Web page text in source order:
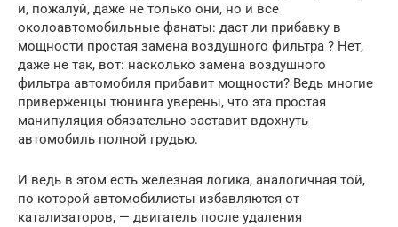
и, пожалуй, даже не только они, но и все
околоавтомобильные фанаты: даст ли прибавку в
мощности простая замена воздушного фильтра ? Нет,
даже не так, вот: насколько замена воздушного
фильтра автомобиля прибавит мощности? Ведь многие
приверженцы тюнинга уверены, что эта простая
манипуляция обязательно заставит вдохнуть
автомобиль полной грудью.
И ведь в этом есть железная логика, аналогичная той,
по которой автомобилисты избавляются от
катализаторов, — двигатель после удаления